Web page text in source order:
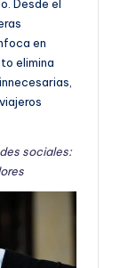
Desde el
en
elimina
sociales: